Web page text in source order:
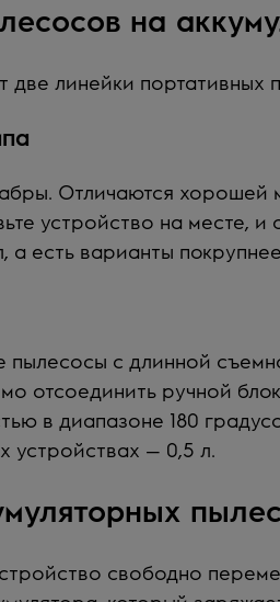
на
две линейки
Отличаются хорошей
устройство на месте,
, а есть варианты
с длинной
отсоединить ручной
в диапазоне 180
устройствах — 0,5 л.
свободно